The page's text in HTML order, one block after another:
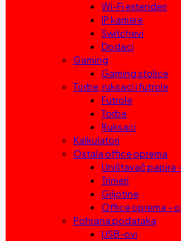
Wi-Fi extenderi
IP kamere
Switchevi
Dodaci
Gaming
Gaming stolice
Torbe, ruksaci i futrole
Futrole
Torbe
Ruksaci
Kalkulatori
Ostala office oprema
Uništavač papira
Trimeri
Giljotine
Office oprema –
Pohrana podataka
USB-ovi